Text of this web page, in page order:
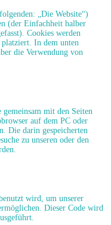
„Die Website“)
(der Einfachheit halber
Cookies werden
In dem unten
die Verwendung von
mit den Seiten
auf dem PC oder
Die darin gespeicherten
zu unseren oder den
wird, um unserer
Dieser Code wird